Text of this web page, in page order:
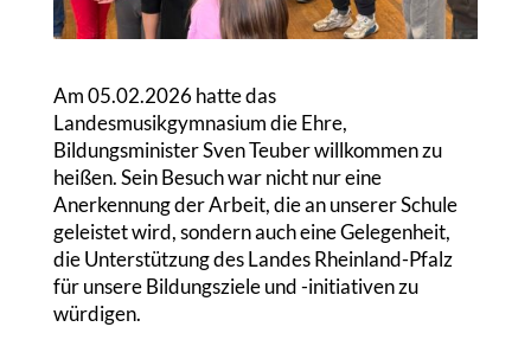
Am 05.02.2026 hatte das
Landesmusikgymnasium die Ehre,
Bildungsminister Sven Teuber willkommen zu
heißen. Sein Besuch war nicht nur eine
Anerkennung der Arbeit, die an unserer Schule
geleistet wird, sondern auch eine Gelegenheit,
die Unterstützung des Landes Rheinland-Pfalz
für unsere Bildungsziele und -initiativen zu
würdigen.